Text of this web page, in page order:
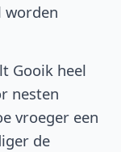
worden
Gooik heel
nesten
vroeger een
de